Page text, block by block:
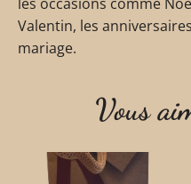
Valentin, les
mariage.
Vous